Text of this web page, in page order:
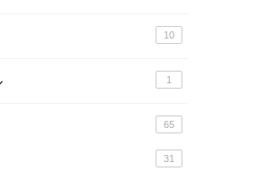
10
1
65
31